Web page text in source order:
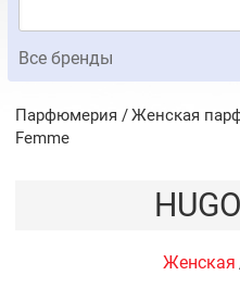
Все бренды
Парфюмерия Женская
Femme
Женская